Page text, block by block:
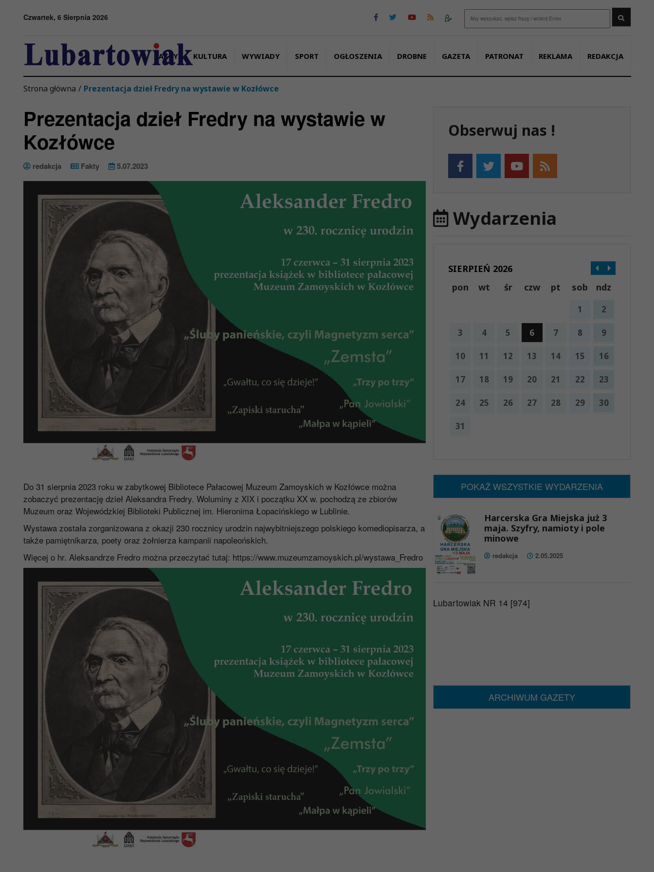
Czwartek, 6 Sierpnia 2026
FAKTY KULTURA WYWIADY SPORT OGŁOSZENIA DROBNE GAZETA PATRONAT REKLAMA REDAKCJA
Strona główna / Prezentacja dzieł Fredry na wystawie w Kozłówce
Prezentacja dzieł Fredry na wystawie w
Kozłówce
redakcja Fakty 5.07.2023
Do 31 sierpnia 2023 roku w zabytkowej Bibliotece Pałacowej Muzeum Zamoyskich w Kozłówce można
zobaczyć prezentację dzieł Aleksandra Fredry. Woluminy z XIX i początku XX w. pochodzą ze zbiorów
Muzeum oraz Wojewódzkiej Biblioteki Publicznej im. Hieronima Łopacińskiego w Lublinie.
Wystawa została zorganizowana z okazji 230 rocznicy urodzin najwybitniejszego polskiego komediopisarza, a
także pamiętnikarza, poety oraz żołnierza kampanii napoleońskich.
Więcej o hr. Aleksandrze Fredro można przeczytać tutaj: https://www.muzeumzamoyskich.pl/wystawa_Fredro
Obserwuj nas !
Wydarzenia
SIERPIEŃ 2026
pon
wt śr czw pt sob ndz
1 2
3 4 5 6 7 8 9
10 11 12 13 14 15 16
17 18 19 20 21 22 23
24 25 26 27 28 29 30
31
POKAŻ WSZYSTKIE WYDARZENIA
Harcerska Gra Miejska już 3
maja. Szyfry, namioty i pole
minowe
redakcja 2.05.2025
Lubartowiak NR 14 [974]
ARCHIWUM GAZETY